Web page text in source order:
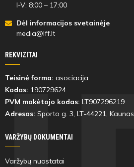
I-V: 8:00 – 17:00
Dėl informacijos svetainėje
media@lff.lt
REKVIZITAI
Teisinė forma: asociacija
Kodas: 190729624
PVM mokėtojo kodas: LT907296219
Adresas: Sporto g. 3, LT-44221,
VARŽYBŲ DOKUMENTAI
Varžybų nuostatai